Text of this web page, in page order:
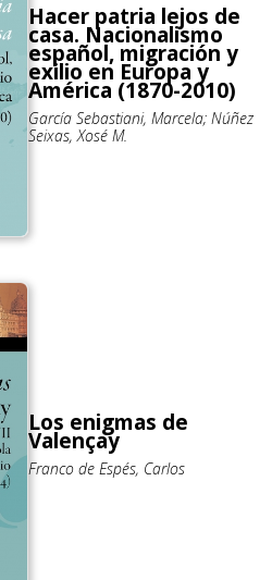
Hacer patria lejos de
casa. Nacionalismo
español, migración y
exilio en Europa y
América (1870-2010)
García Sebastiani, Marcela; Núñez
Seixas, Xosé M.
Los enigmas de
Valençay
Franco de Espés, Carlos